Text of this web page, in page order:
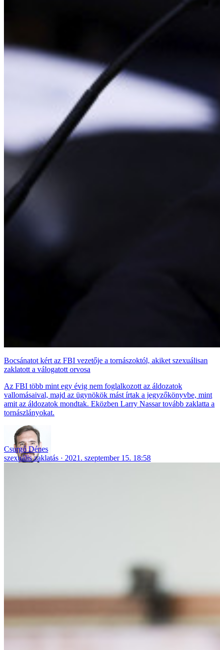
Bocsánatot kért az FBI vezetője a tornászoktól, akiket szexuálisan
zaklatott a válogatott orvosa
Az FBI több mint egy évig nem foglalkozott az áldozatok
vallomásaival, majd az ügynökök mást írtak a jegyzőkönyvbe, mint
amit az áldozatok mondtak. Eközben Larry Nassar tovább zaklatta a
tornászlányokat.
Csurgó Dénes
szexuális zaklatás
2021. szeptember 15. 18:58